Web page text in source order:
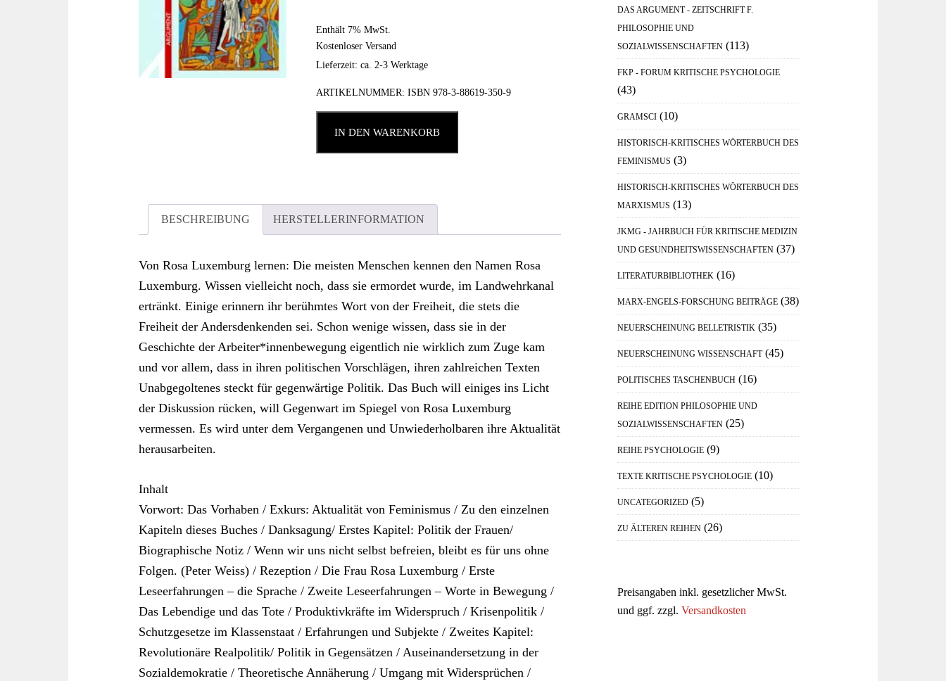
Enthält 7% MwSt.
Kostenloser Versand
Lieferzeit: ca. 2-3 Werktage
ARTIKELNUMMER: ISBN 978-3-88619-350-9
IN DEN WARENKORB
BESCHREIBUNG HERSTELLERINFORMATION
Von Rosa Luxemburg lernen: Die meisten Menschen kennen den Namen Rosa
Luxemburg. Wissen vielleicht noch, dass sie ermordet wurde, im Landwehrkanal
ertränkt. Einige erinnern ihr berühmtes Wort von der Freiheit, die stets die
Freiheit der Andersdenkenden sei. Schon wenige wissen, dass sie in der
Geschichte der Arbeiter*innenbewegung eigentlich nie wirklich zum Zuge kam
und vor allem, dass in ihren politischen Vorschlägen, ihren zahlreichen Texten
Unabgegoltenes steckt für gegenwärtige Politik. Das Buch will einiges ins Licht
der Diskussion rücken, will Gegenwart im Spiegel von Rosa Luxemburg
vermessen. Es wird unter dem Vergangenen und Unwiederholbaren ihre Aktualität
herausarbeiten.
Inhalt
Vorwort: Das Vorhaben / Exkurs: Aktualität von Feminismus / Zu den einzelnen
Kapiteln dieses Buches / Danksagung/ Erstes Kapitel: Politik der Frauen/
Biographische Notiz / Wenn wir uns nicht selbst befreien, bleibt es für uns ohne
Folgen. (Peter Weiss) / Rezeption / Die Frau Rosa Luxemburg / Erste
Leseerfahrungen – die Sprache / Zweite Leseerfahrungen – Worte in Bewegung /
Das Lebendige und das Tote / Produktivkräfte im Widerspruch / Krisenpolitik /
Schutzgesetze im Klassenstaat / Erfahrungen und Subjekte / Zweites Kapitel:
Revolutionäre Realpolitik/ Politik in Gegensätzen / Auseinandersetzung in der
Sozialdemokratie / Theoretische Annäherung / Umgang mit Widersprüchen /
DAS ARGUMENT - ZEITSCHRIFT F.
PHILOSOPHIE UND
SOZIALWISSENSCHAFTEN (113)
FKP - FORUM KRITISCHE PSYCHOLOGIE
(43)
GRAMSCI (10)
HISTORISCH-KRITISCHES WÖRTERBUCH DES
FEMINISMUS (3)
HISTORISCH-KRITISCHES WÖRTERBUCH DES
MARXISMUS (13)
JKMG - JAHRBUCH FÜR KRITISCHE MEDIZIN
UND GESUNDHEITSWISSENSCHAFTEN (37)
LITERATURBIBLIOTHEK (16)
MARX-ENGELS-FORSCHUNG BEITRÄGE (38)
NEUERSCHEINUNG BELLETRISTIK (35)
NEUERSCHEINUNG WISSENSCHAFT (45)
POLITISCHES TASCHENBUCH (16)
REIHE EDITION PHILOSOPHIE UND
SOZIALWISSENSCHAFTEN (25)
REIHE PSYCHOLOGIE (9)
TEXTE KRITISCHE PSYCHOLOGIE (10)
UNCATEGORIZED (5)
ZU ÄLTEREN REIHEN (26)
Preisangaben inkl. gesetzlicher MwSt.
und ggf. zzgl. Versandkosten